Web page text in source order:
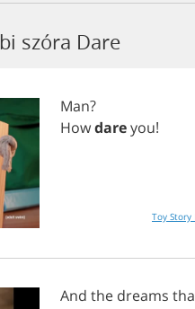
szóra Dare
Man?
Howdareyou!
Toy
And the dreams